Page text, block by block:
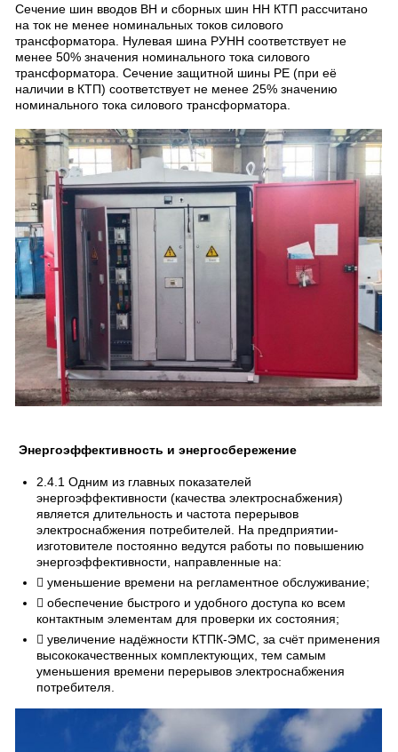
Сечение шин вводов ВН и сборных шин НН КТП рассчитано
на ток не менее номинальных токов силового
трансформатора. Нулевая шина РУНН соответствует не
менее 50% значения номинального тока силового
трансформатора. Сечение защитной шины PE (при её
наличии в КТП) соответствует не менее 25% значению
номинального тока силового трансформатора.
Энергоэффективность и энергосбережение
2.4.1 Одним из главных показателей
энергоэффективности (качества электроснабжения)
является длительность и частота перерывов
электроснабжения потребителей. На предприятии-
изготовителе постоянно ведутся работы по повышению
энергоэффективности, направленные на:
 уменьшение времени на регламентное обслуживание;
 обеспечение быстрого и удобного доступа ко всем
контактным элементам для проверки их состояния;
 увеличение надёжности КТПК-ЭМС, за счёт применения
высококачественных комплектующих, тем самым
уменьшения времени перерывов электроснабжения
потребителя.